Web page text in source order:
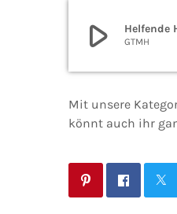
play_arrow Helfende
GTMH
Mit unsere
könnt auch ihr